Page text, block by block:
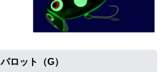
パロット（G）